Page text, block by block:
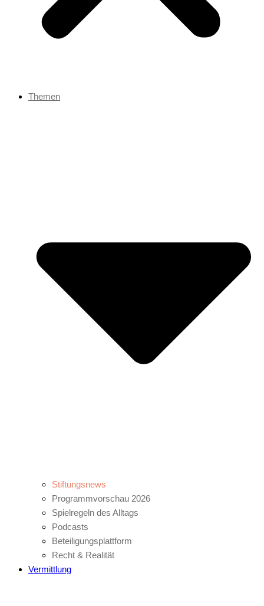
Themen
Stiftungsnews
Programmvorschau 2026
Spielregeln des Alltags
Podcasts
Beteiligungsplattform
Recht & Realität
Vermittlung